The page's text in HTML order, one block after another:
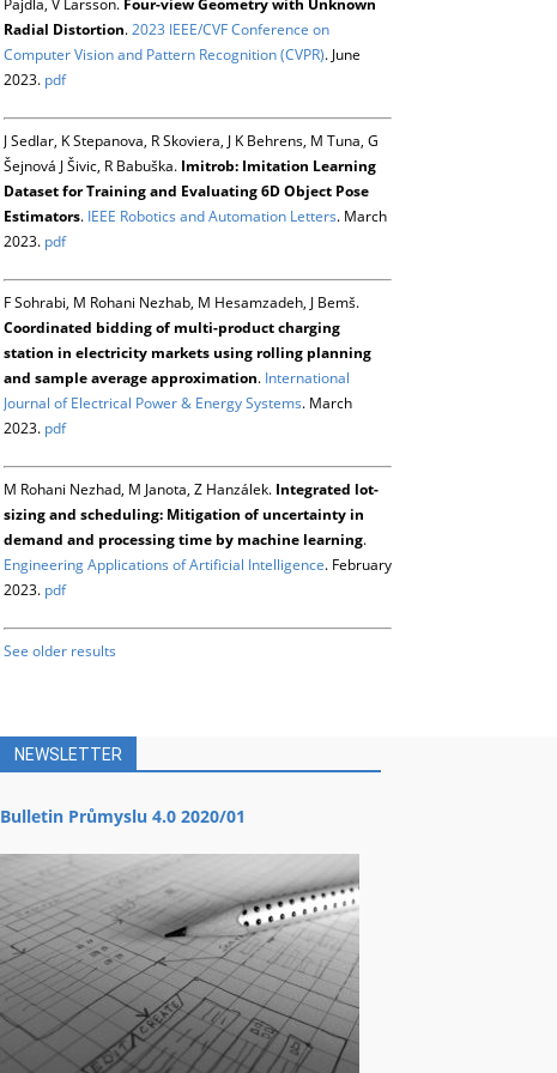
Pajdla, V Larsson. Four-view Geometry with Unknown
Radial Distortion.2023 IEEE/CVF Conference on
Computer Vision and Pattern Recognition (CVPR). June
2023. pdf
J Sedlar, K Stepanova, R Skoviera, J K Behrens, M Tuna, G
Šejnová J Šivic, R Babuška. Imitrob: Imitation Learning
Dataset for Training and Evaluating 6D Object Pose
Estimators. IEEE Robotics and Automation Letters. March
2023. pdf
F Sohrabi, M Rohani Nezhab, M Hesamzadeh, J Bemš.
Coordinated bidding of multi-product charging
station in electricity markets using rolling planning
and sample average approximation. International
Journal of Electrical Power & Energy Systems. March
2023. pdf
M Rohani Nezhad, M Janota, Z Hanzálek. Integrated lot-
sizing and scheduling: Mitigation of uncertainty in
demand and processing time by machine learning.
Engineering Applications of Artificial Intelligence. February
2023. pdf
See older results
NEWSLETTER
Bulletin Průmyslu 4.0 2020/01